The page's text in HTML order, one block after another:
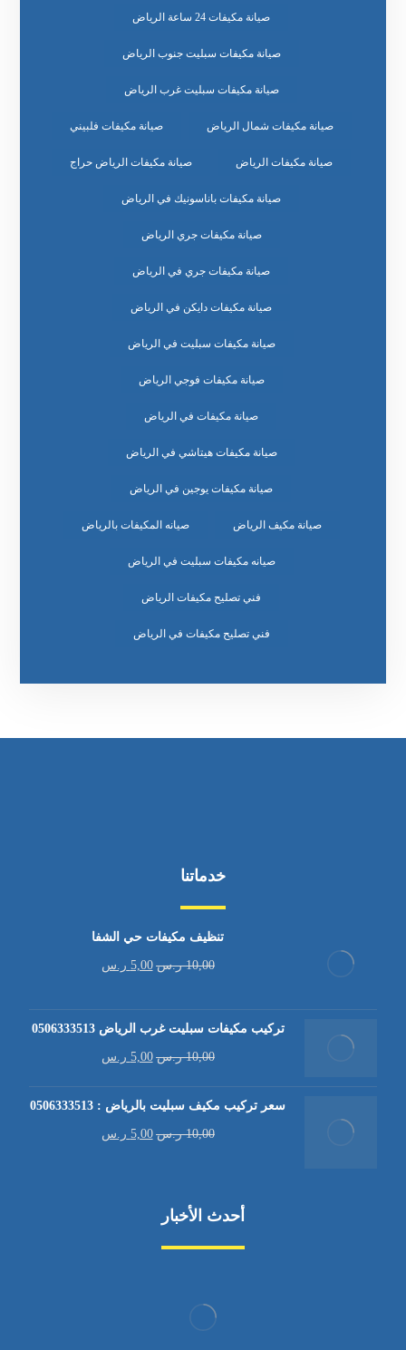
صيانة مكيفات 24 ساعة الرياض
صيانة مكيفات سبليت جنوب الرياض
صيانة مكيفات سبليت غرب الرياض
صيانة مكيفات شمال الرياض صيانة مكيفات فلبيني
صيانة مكيفات الرياض صيانة مكيفات الرياض حراج
صيانة مكيفات باناسونيك في الرياض
صيانة مكيفات جري الرياض
صيانة مكيفات جري في الرياض
صيانة مكيفات دايكن في الرياض
صيانة مكيفات سبليت في الرياض
صيانة مكيفات فوجي الرياض
صيانة مكيفات في الرياض
صيانة مكيفات هيتاشي في الرياض
صيانة مكيفات يوجين في الرياض
صيانة مكيف الرياض صيانه المكيفات بالرياض
صيانه مكيفات سبليت في الرياض
فني تصليح مكيفات الرياض
فني تصليح مكيفات في الرياض
خدماتنا
تنظيف مكيفات حي الشفا
10,00 ر.س 5,00 ر.س
تركيب مكيفات سبليت غرب الرياض 0506333513
10,00 ر.س 5,00 ر.س
سعر تركيب مكيف سبليت بالرياض : 0506333513
10,00 ر.س 5,00 ر.س
أحدث الأخبار